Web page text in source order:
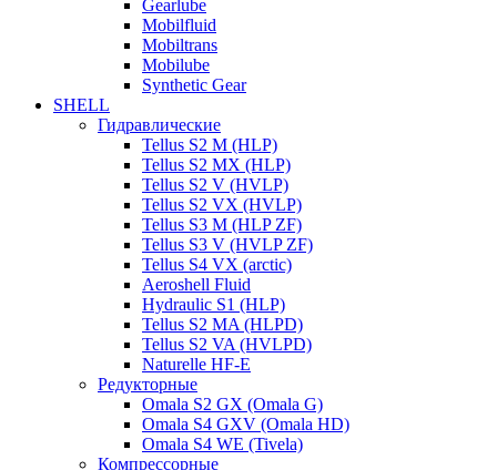
Gearlube
Mobilfluid
Mobiltrans
Mobilube
Synthetic Gear
SHELL
Гидравлические
Tellus S2 M (HLP)
Tellus S2 MХ (HLP)
Tellus S2 V (HVLP)
Tellus S2 VX (HVLP)
Tellus S3 M (HLP ZF)
Tellus S3 V (HVLP ZF)
Tellus S4 VX (arctic)
Aeroshell Fluid
Hydraulic S1 (HLP)
Tellus S2 MA (HLPD)
Tellus S2 VA (HVLPD)
Naturelle HF-E
Редукторные
Omala S2 GX (Omala G)
Omala S4 GXV (Omala HD)
Omala S4 WE (Tivela)
Компрессорные